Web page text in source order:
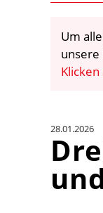
Um
28.01.2026